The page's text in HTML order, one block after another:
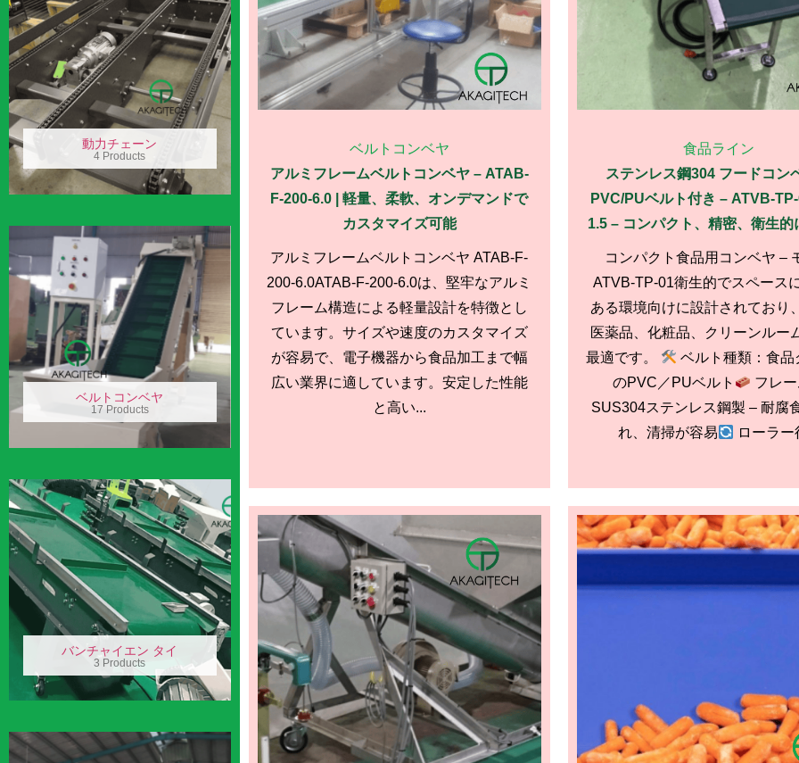
動力チェーン
4 Products
ベルトコンベヤ
17 Products
バンチャイエン タイ
3 Products
ベルトコンベヤ
アルミフレームベルトコンベヤ – ATAB-
F-200-6.0 | 軽量、柔軟、オンデマンドで
カスタマイズ可能
アルミフレームベルトコンベヤ ATAB-F-
200-6.0ATAB-F-200-6.0は、堅牢なアルミ
フレーム構造による軽量設計を特徴とし
ています。サイズや速度のカスタマイズ
が容易で、電子機器から食品加工まで幅
広い業界に適しています。安定した性能
と高い...
食品ライン
ステンレス鋼304 フードコン
PVC/PUベルト付き – ATVB-
1.5 – コンパクト、精密、衛生的
コンパクト食品用コンベヤ –
ATVB-TP-01衛生的でスペース
ある環境向けに設計されており
医薬品、化粧品、クリーンルー
最適です。
ベルト種類：食品
のPVC／PUベルト
フレ
SUS304ステンレス鋼製 – 耐腐
れ、清掃が容易
ローラー